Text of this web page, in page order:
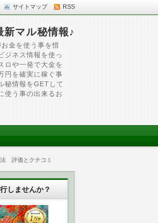
サイトマップ RSS
新マル秘情報♪
金を使う事を惜
ジネス情報を使っ
ロや一発で大金を
円を確実に稼ぐ事
秘情報をGETして
使う事の出来るお
評価とクチコミ
しませんか？